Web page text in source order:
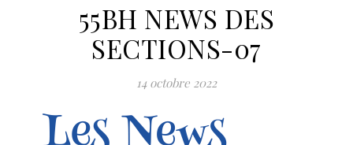
55BH NEWS DES
SECTIONS-07
14 octobre 2022